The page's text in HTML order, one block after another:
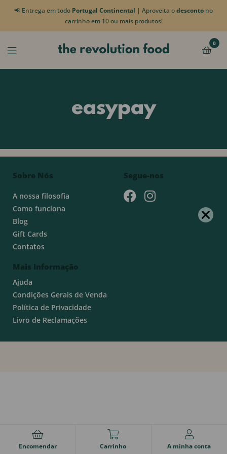
📢 Entrega em todo Portugal Continental | Aproveita odesconto no
carrinho em 10 ou mais produtos!
0
easypay
Sobre Nós
A nossa filosofia
Como funciona
Blog
Gift Cards
Contatos
Mais Informação
Ajuda
Condições Gerais de Venda
Política de Privacidade
Livro de Reclamações
Segue-nos
Encomendar Carrinho A minha conta